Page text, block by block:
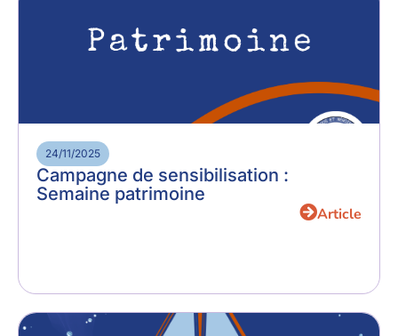
24/11/2025
Campagne de sensibilisation :
Semaine patrimoine
Article